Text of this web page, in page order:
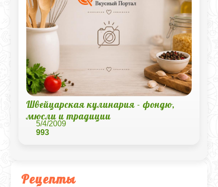
Рецепты
Швейцарская кулинария - фондю,
мюсли и традиции
5/4/2009
993